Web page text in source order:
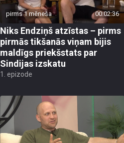
pirms 1 mēneša 00:02:36
Niks Endziņš atzīstas – pirms
pirmās tikšanās viņam bijis
maldīgs priekšstats par
Sindijas izskatu
1. epizode